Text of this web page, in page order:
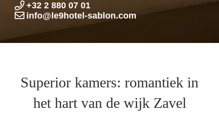
+32 2 880 07 01
info@le9hotel-sablon.com
Superior kamers: romantiek in
het hart van de wijk Zavel